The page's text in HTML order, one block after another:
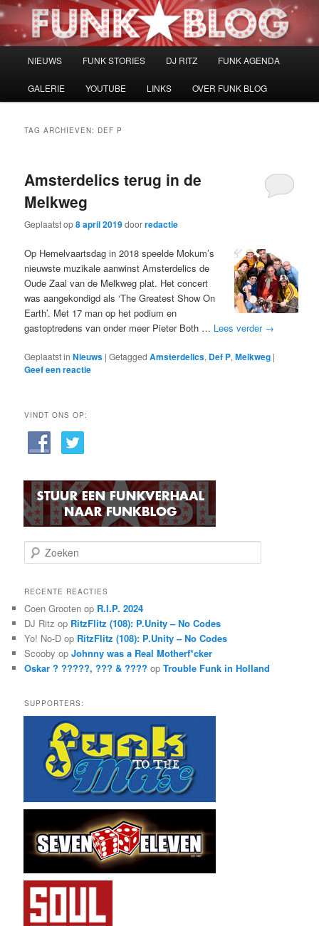
Spring
naar
Spring
naar
NIEUWS FUNK STORIES DJ RITZ FUNK AGENDA
GALERIE YOUTUBE LINKS OVER FUNK BLOG
TAG ARCHIEVEN: DEF P
Amsterdelics terug in de
Melkweg
Geplaatst op8 april 2019doorredactie
Op Hemelvaartsdag in 2018 speelde Mokum’s
nieuwste muzikale aanwinst Amsterdelics de
Oude Zaal van de Melkweg plat. Het concert
was aangekondigd als ‘The Greatest Show On
Earth’. Met 17 man op het podium en
gastoptredens van onder meer Pieter Both … Lees verder →
Geplaatst in Nieuws |Getagged Amsterdelics, Def P,Melkweg |
Geef een reactie
VINDT ONS OP:
o
k
n
RECENTE REACTIES
Coen Grooten op R.I.P. 2024
DJ Ritz op RitzFlitz (108): P.Unity – No Codes
Yo! No-D op RitzFlitz (108): P.Unity – No Codes
Scooby opJohnny was a Real Motherf*cker
Oskar ? ?????, ??? & ???? opTrouble Funk in Holland
SUPPORTERS: